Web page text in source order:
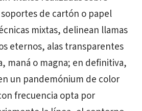
de cartón o papel
mixtas, delinean llamas
eternos, alas transparentes
maná o magna; en definitiva,
un pandemónium de color
frecuencia opta por